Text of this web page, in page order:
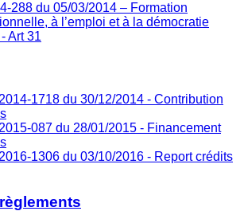
288 du 05/03/2014 – Formation
à l’emploi et à la démocratie
Art 31
1718 du 30/12/2014 - Contribution
087 du 28/01/2015 - Financement
1306 du 03/10/2016 - Report crédits